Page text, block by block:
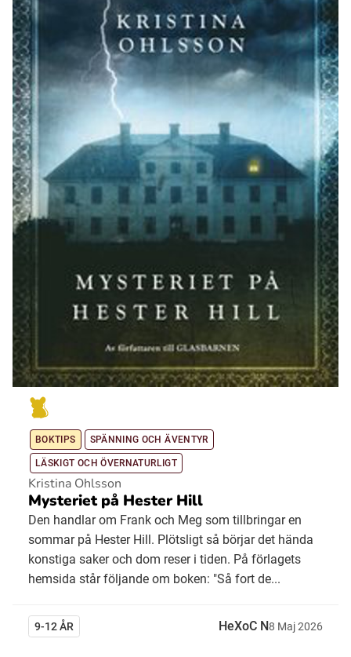
Kaale (Romska)
Arli (Romska)
Resanderomani (Romska)
Kelderash (Romska)
Lovari (Romska)
BOKTIPS SPÄNNING OCH ÄVENTYR
LÄSKIGT OCH ÖVERNATURLIGT
Kristina Ohlsson
Mysteriet på Hester Hill
Den handlar om Frank och Meg som tillbringar en
sommar på Hester Hill. Plötsligt så börjar det hända
konstiga saker och dom reser i tiden. På förlagets
hemsida står följande om boken: "Så fort de...
9-12 ÅR HeXoC N8 Maj2026